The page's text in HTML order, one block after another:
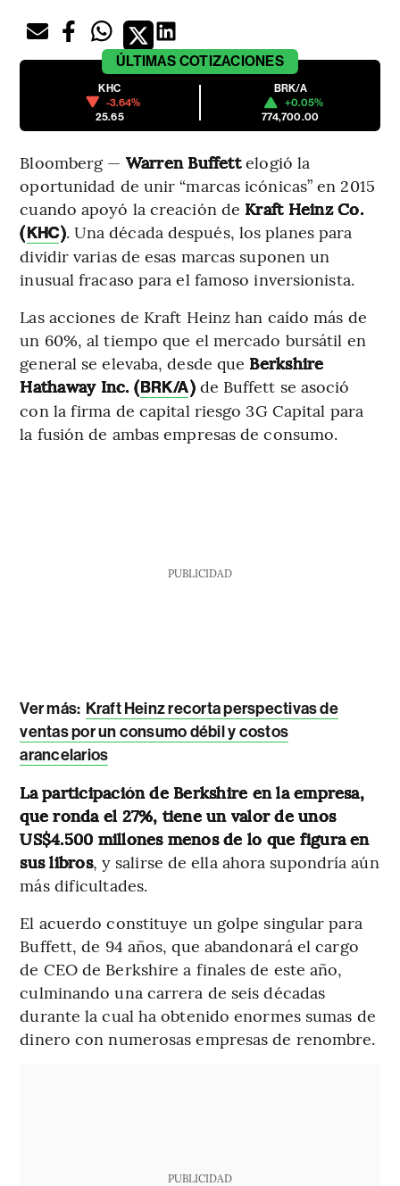
ÚLTIMAS COTIZACIONES
KHC
-3.64%
25.65
BRK/A
+0.05%
774,700.00
Bloomberg — Warren Buffettelogió la
oportunidad de unir “marcas icónicas” en 2015
cuando apoyó la creación de Kraft Heinz Co.
(KHC). Una década después, los planes para
dividir varias de esas marcas suponen un
inusual fracaso para el famoso inversionista.
Las acciones de Kraft Heinz han caído más de
un 60%, al tiempo que el mercado bursátil en
general se elevaba, desde que Berkshire
Hathaway Inc. (BRK/A)de Buffett se asoció
con la firma de capital riesgo 3G Capital para
la fusión de ambas empresas de consumo.
PUBLICIDAD
Ver más: Kraft Heinz recorta perspectivas de
ventas por un consumo débil y costos
arancelarios
La participación de Berkshire en la empresa,
que ronda el 27%, tiene un valor de unos
US$4.500 millones menos de lo que figura en
sus libros, y salirse de ella ahora supondría aún
más dificultades.
El acuerdo constituye un golpe singular para
Buffett, de 94 años, que abandonará el cargo
de CEO de Berkshire a finales de este año,
culminando una carrera de seis décadas
durante la cual ha obtenido enormes sumas de
dinero con numerosas empresas de renombre.
PUBLICIDAD